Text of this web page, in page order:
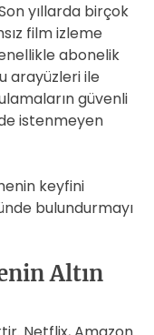
yıllarda birçok
film izleme
abonelik
arayüzleri ile
güvenli
istenmeyen
keyfini
bulundurmayı
Altın